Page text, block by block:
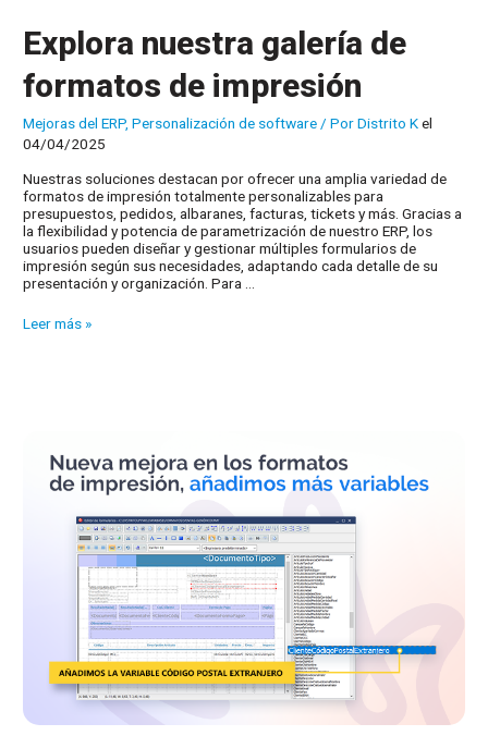
Explora nuestra galería de
formatos de impresión
Mejoras del ERP,Personalización de software / PorDistrito Kel
04/04/2025
Nuestras soluciones destacan por ofrecer una amplia variedad de
formatos de impresión totalmente personalizables para
presupuestos, pedidos, albaranes, facturas, tickets y más. Gracias a
la flexibilidad y potencia de parametrización de nuestro ERP, los
usuarios pueden diseñar y gestionar múltiples formularios de
impresión según sus necesidades, adaptando cada detalle de su
presentación y organización. Para …
Explora
Leer más »